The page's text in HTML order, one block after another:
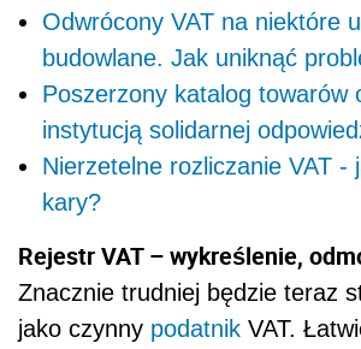
Odwrócony VAT na niektóre
budowlane. Jak uniknąć
Poszerzony katalog towarów
instytucją solidarnej
Nierzetelne rozliczanie VAT -
kary?
Rejestr VAT – wykreślenie,
Znacznie trudniej będzie teraz
jako czynny podatnik VAT.